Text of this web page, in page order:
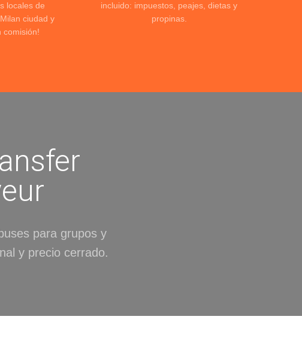
locales de
ciudad y
comisión!
incluido: impuestos, peajes, dietas y
propinas.
para grupos y
y precio cerrado.